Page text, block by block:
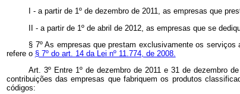
I - a partir de 1º de dezembro de 2011, as empresas que
II - a partir de 1º de abril de 2012, as empresas que se
§ 7º As empresas que prestam exclusivamente os
refere o § 7º do art. 14 da Lei nº 11.774, de 2008.
Art. 3º Entre 1º de dezembro de 2011 e 31 de dezembro
contribuições das empresas que fabriquem os produtos
códigos: